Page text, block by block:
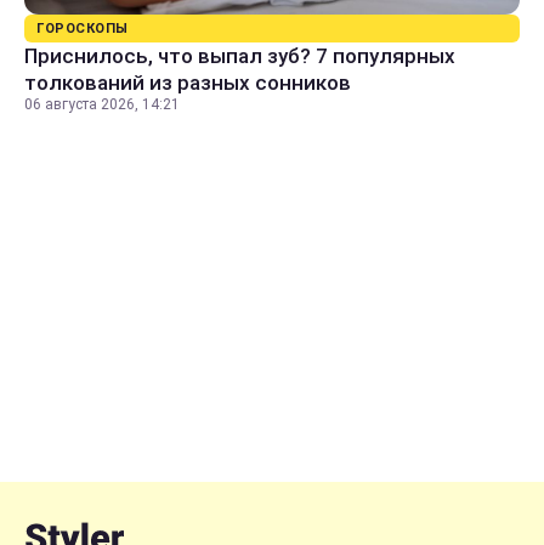
ГОРОСКОПЫ
Приснилось, что выпал зуб? 7 популярных
толкований из разных сонников
06 августа 2026, 14:21